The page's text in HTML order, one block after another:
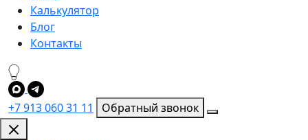
Калькулятор
Блог
Контакты
+7 913 060 31 11 Обратный звонок